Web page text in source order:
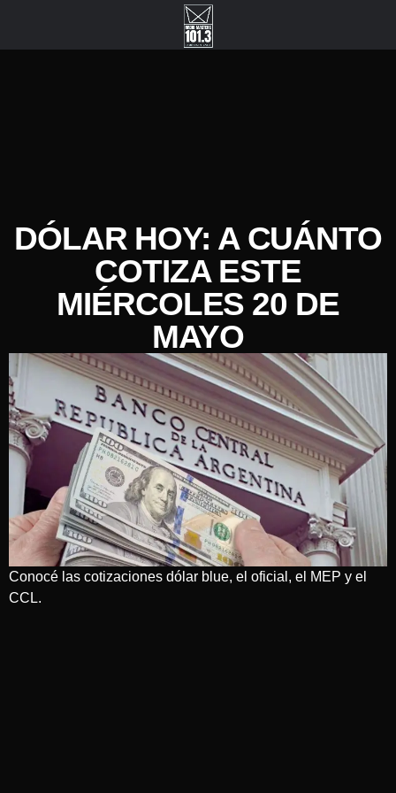
DÓLAR HOY: A CUÁNTO
COTIZA ESTE
MIÉRCOLES 20 DE
MAYO
Conocé las cotizaciones dólar blue, el oficial, el MEP y el
CCL.